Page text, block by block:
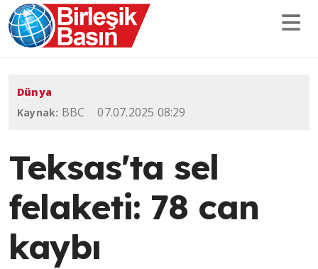
Dünya
Kaynak: BBC 07.07.2025 08:29
Teksas'ta sel
felaketi: 78 can
kaybı